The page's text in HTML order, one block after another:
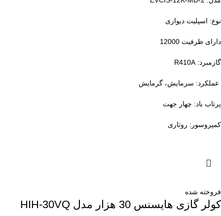
نوع: اسپلیت دیواری
دارای ظرفیت 12000
گازمبرد: R410A
عملکرد: سرمایش، گرمایش
پرتاب باد: چهار جهت
کمپروسور: روتاری
فروخته شده
کولر گازی هایسنس 30 هزار مدل HIH-30VQ